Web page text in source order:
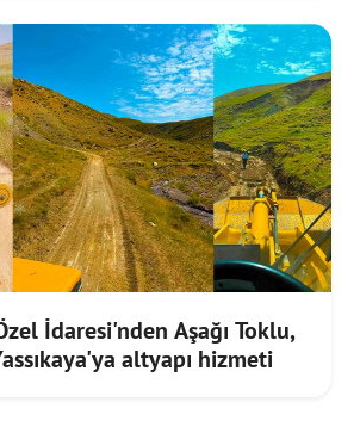
İdaresi'nden Aşağı Toklu,
altyapı hizmeti